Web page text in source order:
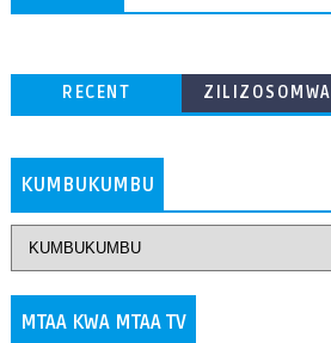
RECENT
ZILIZOSOMWA
KUMBUKUMBU
MTAA KWA MTAA TV